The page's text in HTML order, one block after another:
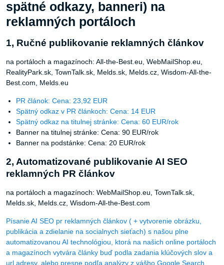
reklamných portáloch
1, Ručné publikovanie reklamných článkov
na portáloch a magazínoch: All-the-Best.eu, WebMailShop.eu,
RealityPark.sk, TownTalk.sk, Melds.sk, Melds.cz, Wisdom-All-the-
Best.com, Melds.eu
PR článok: Cena: 23,92 EUR
Spätný odkaz v PR článkoch: Cena: 14 EUR
Spätný odkaz na titulnej stránke: Cena: 60 EUR/rok
Banner na titulnej stránke: Cena: 90 EUR/rok
Banner na podstánke: Cena: 20 EUR/rok
2, Automatizované publikovanie AI SEO
reklamných PR článkov
na portáloch a magazínoch: WebMailShop.eu, TownTalk.sk,
Melds.sk, Melds.cz, Wisdom-All-the-Best.com
Písanie AI SEO pr reklamných článkov ( + vytvorenie obrázku,
publikácia a zdielanie na socialnych sieťach) s našou plne
automatizovanou AI technológiou, ktorá na našich online portáloch
a magazínoch vytvára články buď podla zadania klúčových slov a
url adresy, alebo presne podľa analýzy z vášho Google Search
Console stránky.